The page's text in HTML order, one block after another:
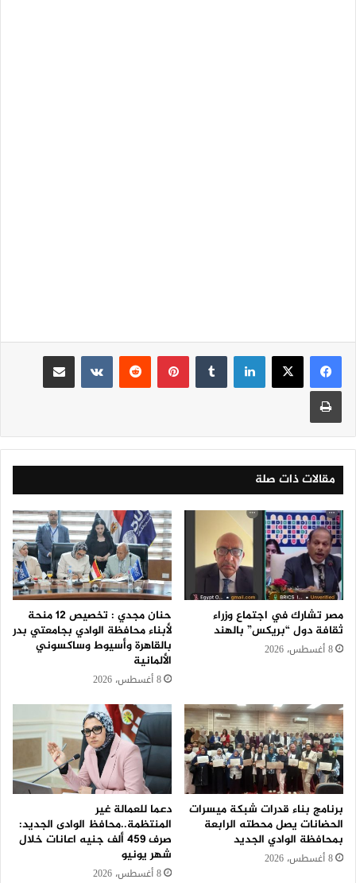
لينكدإن بينتيريست
مقالات ذات صلة
مصر تشارك في اجتماع وزراء
ثقافة دول “بريكس” بالهند
8 أغسطس، 2026
حنان مجدي : تخصيص 12 منحة
لأبناء محافظة الوادي بجامعتي بدر
بالقاهرة وأسيوط وساكسوني
الألمانية
8 أغسطس، 2026
برنامج بناء قدرات شبكة ميسرات
الحضانات يصل محطته الرابعة
بمحافظة الوادي الجديد
8 أغسطس، 2026
دعما للعمالة غير
المنتظمة..محافظ الوادى الجديد:
صرف 459 ألف جنيه اعانات خلال
شهر يونيو
8 أغسطس، 2026